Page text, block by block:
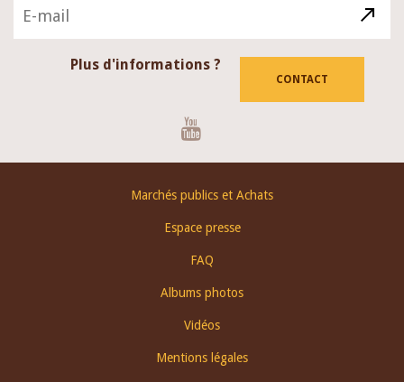
Plus d'informations ?
CONTACT
Marchés publics et Achats
Espace presse
FAQ
Albums photos
Vidéos
Mentions légales